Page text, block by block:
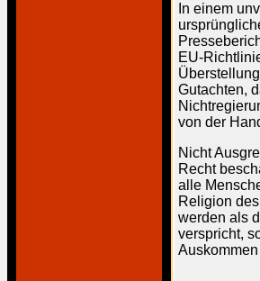
In einem
EU-
Gutachten,
von der
Nicht
Recht
alle
Religion
werden als
verspricht,